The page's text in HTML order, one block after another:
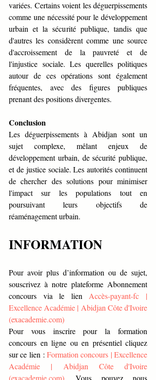
variées. Certains voient les déguerpissements
comme une nécessité pour le développement
urbain et la sécurité publique, tandis que
d'autres les considèrent comme une source
d'accroissement de la pauvreté et de
l'injustice sociale. Les querelles politiques
autour de ces opérations sont également
fréquentes, avec des figures publiques
prenant des positions divergentes.
Conclusion
Les déguerpissements à Abidjan sont un
sujet complexe, mêlant enjeux de
développement urbain, de sécurité publique,
et de justice sociale. Les autorités continuent
de chercher des solutions pour minimiser
l'impact sur les populations tout en
poursuivant leurs objectifs de
réaménagement urbain.
INFORMATION
Pour avoir plus d’information ou de sujet,
souscrivez à notre plateforme Abonnement
concours via le lien Accès-payant-fc |
Excellence Académie | Abidjan Côte d'Ivoire
(exacademie.com)
Pour vous inscrire pour la formation
concours en ligne ou en présentiel cliquez
sur ce lien : Formation concours | Excellence
Académie | Abidjan Côte d'Ivoire
(exacademie.com) . Vous pouvez nous